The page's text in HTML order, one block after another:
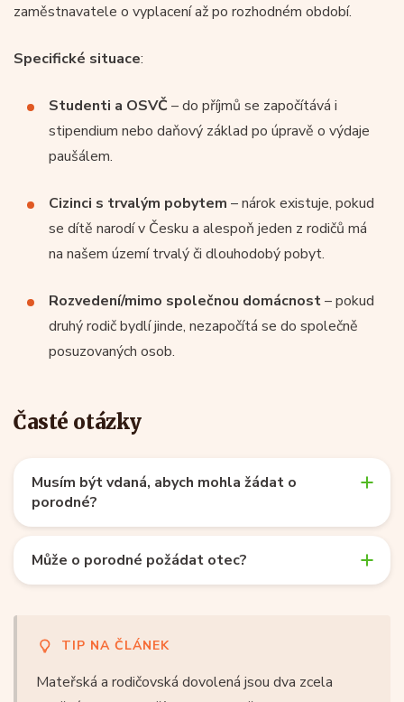
zaměstnavatele o vyplacení až po rozhodném období.
Specifické situace:
Studenti a OSVČ– do příjmů se započítává i
stipendium nebo daňový základ po úpravě o výdaje
paušálem.
Cizinci s trvalým pobytem – nárok existuje, pokud
se dítě narodí v Česku a alespoň jeden z rodičů má
na našem území trvalý či dlouhodobý pobyt.
Rozvedení/mimo společnou domácnost– pokud
druhý rodič bydlí jinde, nezapočítá se do společně
posuzovaných osob.
Časté otázky
Musím být vdaná, abych mohla žádat o
porodné?
Může o porodné požádat otec?
TIP NA ČLÁNEK
Mateřská a rodičovská dovolená jsou dva zcela